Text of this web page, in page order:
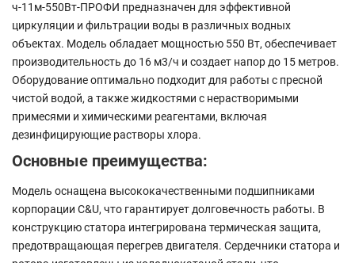
ч-11м-550Вт-ПРОФИ предназначен для эффективной
циркуляции и фильтрации воды в различных водных
объектах. Модель обладает мощностью 550 Вт, обеспечивает
производительность до 16 м3/ч и создает напор до 15 метров.
Оборудование оптимально подходит для работы с пресной
чистой водой, а также жидкостями с нерастворимыми
примесями и химическими реагентами, включая
дезинфицирующие растворы хлора.
Основные преимущества:
Модель оснащена высококачественными подшипниками
корпорации C&U, что гарантирует долговечность работы. В
конструкцию статора интегрирована термическая защита,
предотвращающая перегрев двигателя. Сердечники статора и